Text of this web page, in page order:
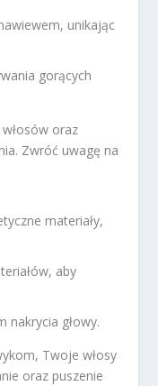
unikając
gorących
oraz
Zwróć uwagę na
materiały,
aby
nakrycia głowy.
Twoje włosy
oraz puszenie